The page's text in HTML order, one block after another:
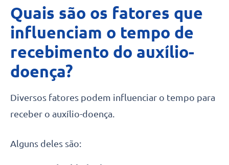
Quais são os fatores que
influenciam o tempo de
recebimento do auxílio-
doença?
Diversos fatores podem influenciar o tempo para
receber o auxílio-doença.
Alguns deles são: